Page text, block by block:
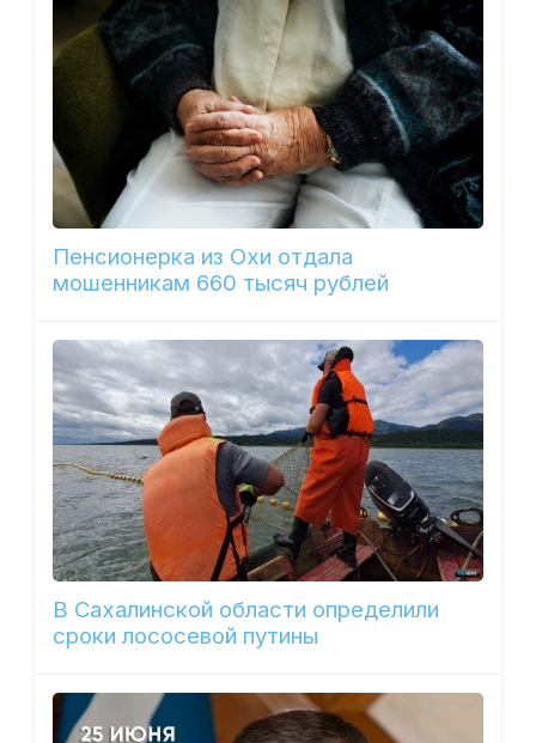
Пенсионерка из Охи отдала
мошенникам 660 тысяч рублей
В Сахалинской области определили
сроки лососевой путины